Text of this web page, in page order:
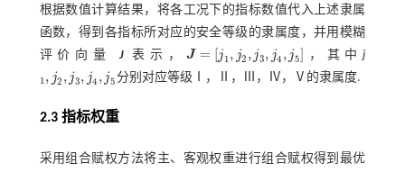
根据数值计算结果，将各工况下的指标数值代入上述隶属
函数，得到各指标所对应的安全等级的隶属度，并用模糊
评价向量J 表示， J = j1, j2 , j3, j4 , j5
J= j1, 2,j3 ,j4 ,j5] ，其中j
1, j2 , j3, j4 , j5
1, j2, j3,j4,j5 分别对应等级Ⅰ，Ⅱ，Ⅲ，Ⅳ，Ⅴ的隶属度.
2.3 指标权重
采用组合赋权方法将主、客观权重进行组合赋权得到最优